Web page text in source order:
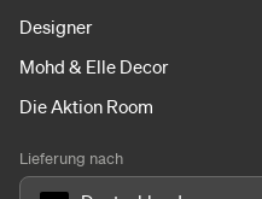
Designer
Mohd & Elle Decor
Die Aktion Room
Lieferung nach